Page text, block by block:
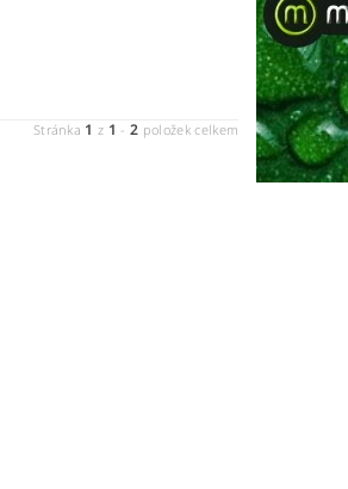
Stránka 1 z 1 -2 položek celkem